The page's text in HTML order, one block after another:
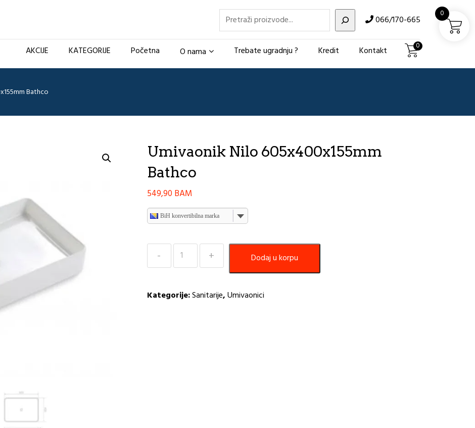
Pretraži 066/170-665
AKCIJE KATEGORIJE Početna O nama Trebate ugradnju ? Kredit Kontakt 0
Bathco
Umivaonik Nilo 605x400x155mm
Bathco
549,90 BAM
BiH konvertibilna marka
Umivaonik
Nilo
605x400x155mm
količina
Dodaj u korpu
Kategorije:Sanitarije,Umivaonici
0